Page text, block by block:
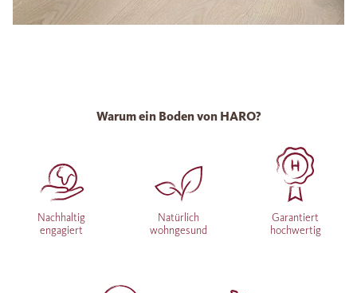
Warum ein Boden von HARO?
Nachhaltig
engagiert
Natürlich
wohngesund
Garantiert
hochwertig